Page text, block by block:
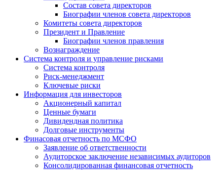
Состав совета директоров
Биографии членов совета директоров
Комитеты совета директоров
Президент и Правление
Биографии членов правления
Вознаграждение
Система контроля и управление рисками
Система контроля
Риск-менеджмент
Ключевые риски
Информация для инвесторов
Акционерный капитал
Ценные бумаги
Дивидендная политика
Долговые инструменты
Финасовая отчетность по МСФО
Заявление об ответственности
Аудиторское заключение независимых аудиторов
Консолидированная финансовая отчетность